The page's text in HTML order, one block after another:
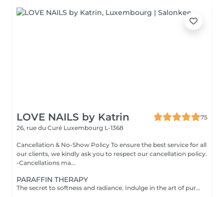
LOVE NAILS by Katrin
75
26, rue du Curé Luxembourg L-1368
Cancellation & No-Show Policy To ensure the best service for all
our clients, we kindly ask you to respect our cancellation policy.
-Cancellations ma...
PARAFFIN THERAPY
The secret to softness and radiance. Indulge in the art of pure rejuvenation with our Paraffin Therapy a deeply nourishing ritual designed to restore silky smoothness and elegant suppleness to your hands or feet. Your experience includes: Refining scrub gently polishes and renews the skin's texture Nourishing cream massage envelops your skin in moisture and relaxation Warm paraffin cocoon seals in hydration while improving circulation and elasticity The result: Satin-soft skin, restored comfort, and a youthful glow that lasts. Perfect as a standalone treatment or the ultimate finishing touch to your manicure or pedicure. A moment of warmth, luxury, and renewal your skin deserves nothing less. Recommended Frequency: For beautifully soft, hydrated skin, enjoy one paraffin therapy session per week for the first few treatments, then every 23 weeks to maintain lasting smoothness and radiance. Contraindications: Not recommended in case of open wounds, inflammation, skin irritation, or infection. Always ensure the skin is healthy and comfortable before treatment.